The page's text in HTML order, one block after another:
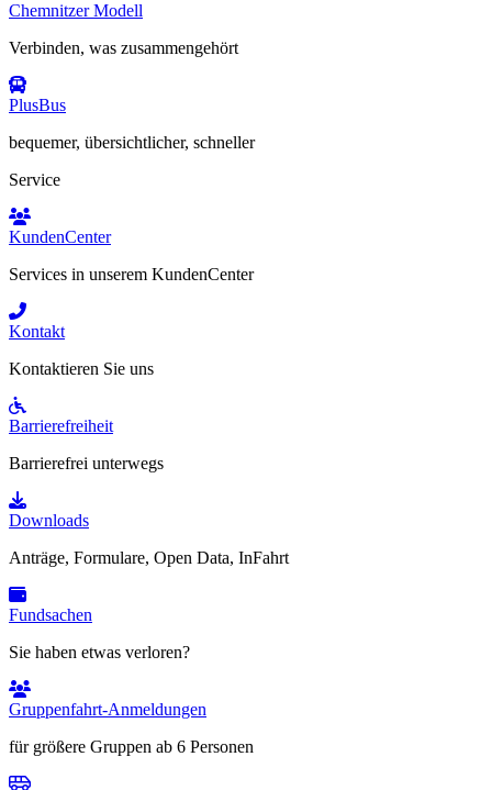
Chemnitzer Modell
Verbinden, was zusammengehört
PlusBus
bequemer, übersichtlicher, schneller
Service
KundenCenter
Services in unserem KundenCenter
Kontakt
Kontaktieren Sie uns
Barrierefreiheit
Barrierefrei unterwegs
Downloads
Anträge, Formulare, Open Data, InFahrt
Fundsachen
Sie haben etwas verloren?
Gruppenfahrt-Anmeldungen
für größere Gruppen ab 6 Personen